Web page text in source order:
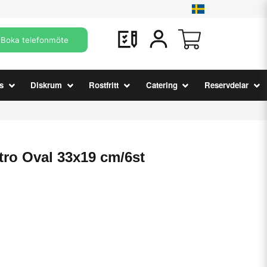
Boka telefonmöte
Diskrum Rostfritt Catering Reservdelar
Oval 33x19 cm/6st